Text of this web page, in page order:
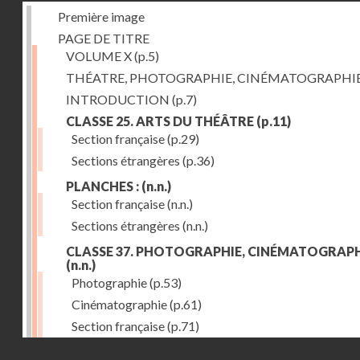
Première image
PAGE DE TITRE
VOLUME X(p.5)
THÉATRE, PHOTOGRAPHIE,
INTRODUCTION (p.7)
CLASSE 25. ARTS DU THÉÂTRE (p.11)
Section française(p.29)
Sections étrangères (p.36)
PLANCHES : (n.n.)
Section française(n.n.)
Sections étrangères (n.n.)
CLASSE 37. PHOTOGRAPHIE,
(n.n.)
Photographie(p.53)
Cinématographie(p.61)
Section française(p.71)